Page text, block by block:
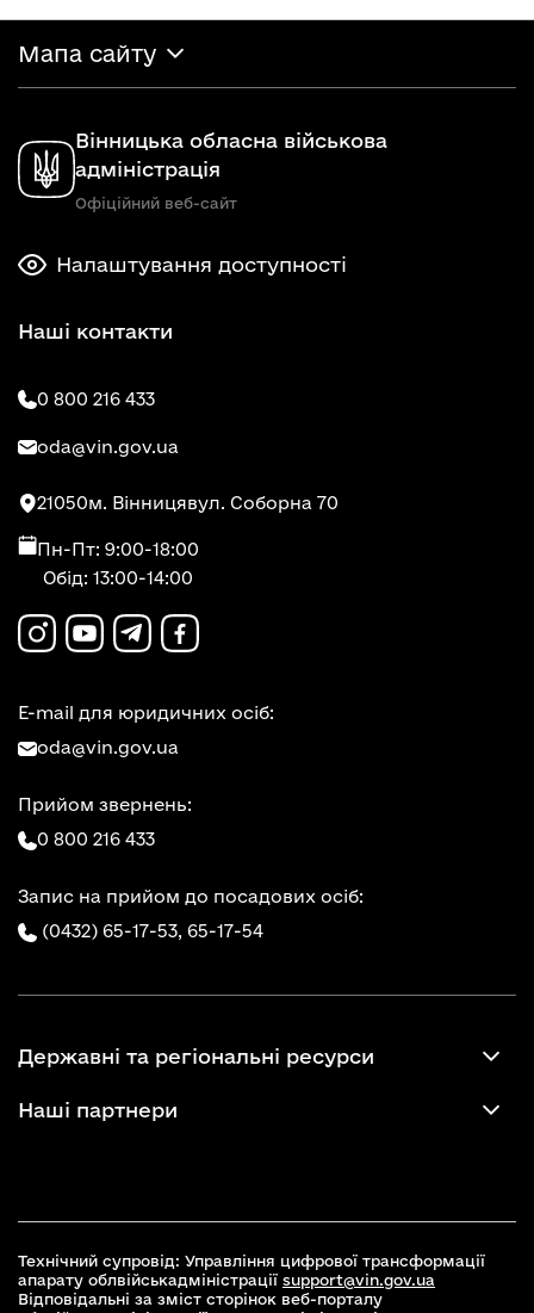
Мапа сайту
Вінницька обласна військова
адміністрація
Офіційний веб-сайт
Налаштування доступності
Наші контакти
0 800 216 433
oda@vin.gov.ua
21050м. Вінницявул. Соборна 70
Пн-Пт: 9:00-18:00
Обід: 13:00-14:00
E-mail для юридичних осіб:
oda@vin.gov.ua
Прийом звернень:
0 800 216 433
Запис на прийом до посадових осіб:
(0432) 65-17-53, 65-17-54
Державні та регіональні ресурси
Наші партнери
Технічний супровід: Управління цифрової трансформації
апарату облвійськадміністрації support@vin.gov.ua
Відповідальні за зміст сторінок веб-порталу